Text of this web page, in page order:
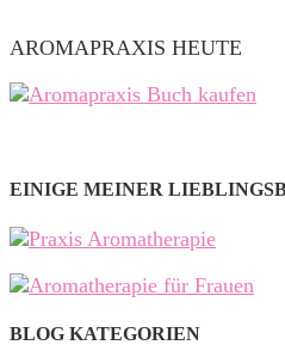
AROMAPRAXIS HEUTE
EINIGE MEINER
BLOG KATEGORIEN